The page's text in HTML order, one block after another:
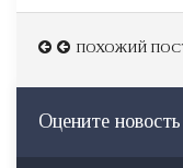
ПОХОЖИЙ
ПОХОЖИЙ
Оцените новость